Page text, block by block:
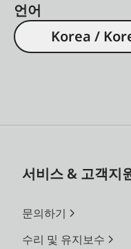
언어
Korea /
서비스 & 고객지
문의하기
수리 및 유지보수